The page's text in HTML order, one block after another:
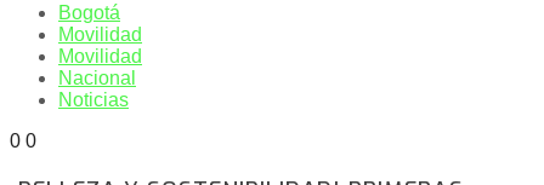
Bogotá
Movilidad
Movilidad
Nacional
Noticias
0 0